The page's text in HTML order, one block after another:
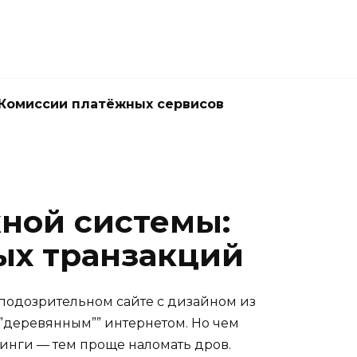
платёжных сервисов
системы:
транзакций
сайте с дизайном из
интернетом. Но чем
— тем проще наломать дров.